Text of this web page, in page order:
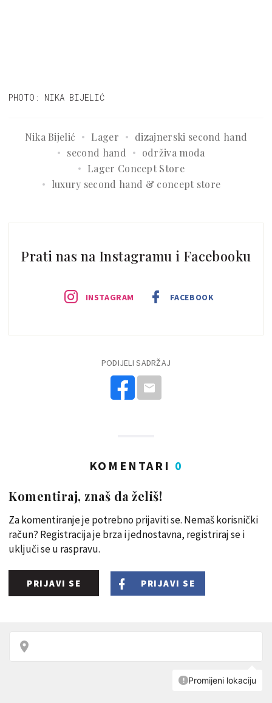
PHOTO: NIKA BIJELIĆ
Nika Bijelić Lager
dizajnerski second hand
second hand
održiva moda
Lager Concept Store
luxury second hand & concept store
Prati nas na Instagramu i Facebooku
INSTAGRAM FACEBOOK
PODIJELI SADRŽAJ
KOMENTARI 0
Komentiraj, znaš da želiš!
Za komentiranje je potrebno prijaviti se. Nemaš korisnički
račun? Registracija je brza i jednostavna, registriraj se i
uključi se u raspravu.
PRIJAVI SE PRIJAVI SE